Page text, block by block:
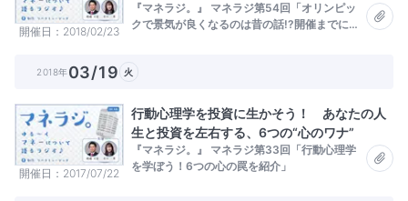
開催日 2018/02/23
『マネラジ。』 マネラジ第54回「オリンピッ
クで景気が良くなるのは昔の話!?開催までに日
2018年03/19 火
開催日 2017/07/22
行動心理学を投資に生かそう！ あなたの人
生と投資を左右する、6つの“心のワナ”
『マネラジ。』 マネラジ第33回「行動心理学
を学ぼう！6つの心の罠を紹介」